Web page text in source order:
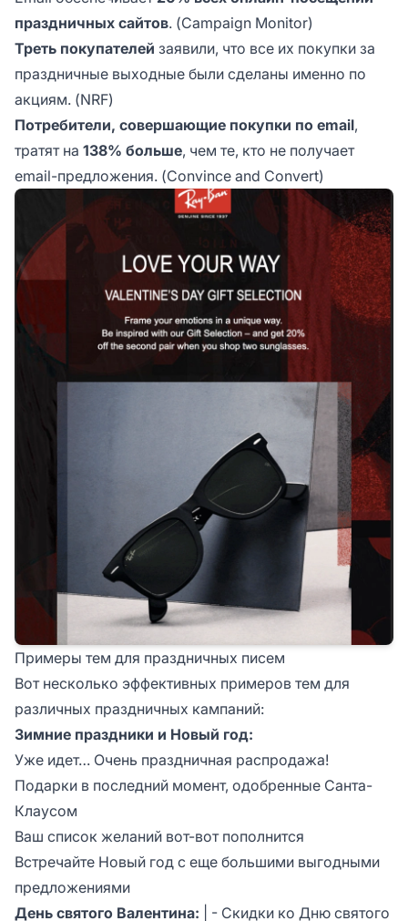
праздничных сайтов. (Campaign Monitor)
Треть покупателей заявили, что все их покупки за
праздничные выходные были сделаны именно по
акциям. (NRF)
Потребители, совершающие покупки по email,
тратят на 138% больше, чем те, кто не получает
email-предложения. (Convince and Convert)
Примеры тем для праздничных писем
Вот несколько эффективных примеров тем для
различных праздничных кампаний:
Зимние праздники и Новый год:
Уже идет… Очень праздничная распродажа!
Подарки в последний момент, одобренные Санта-
Клаусом
Ваш список желаний вот-вот пополнится
Встречайте Новый год с еще большими выгодными
предложениями
День святого Валентина: | - Скидки ко Дню святого